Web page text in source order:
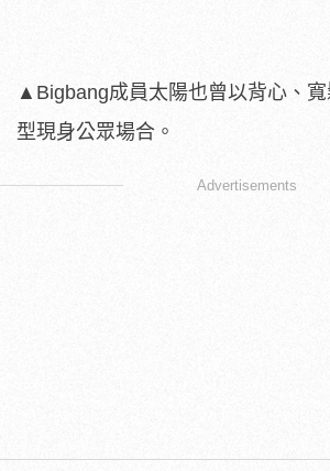
▲Bigbang成員太陽也曾以背心、
型現身公眾場合。
Advertisements